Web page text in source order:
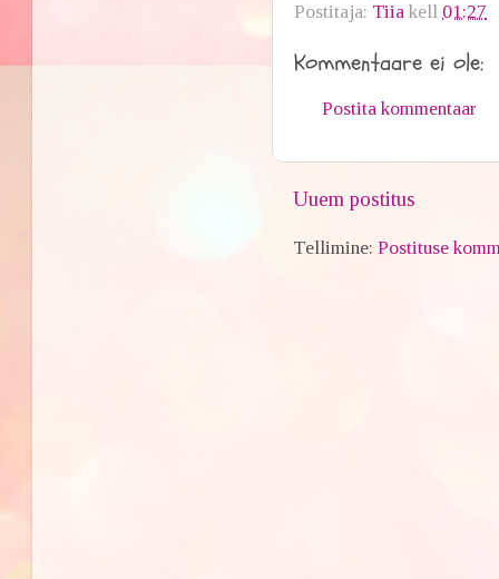
Postitaja: Tiia kell 01:27
Kommentaare ei ole:
Postita kommentaar
Uuem postitus
Tellimine:Postituse